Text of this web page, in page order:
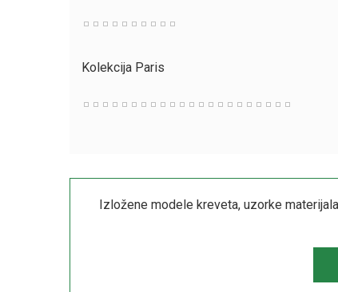
Kolekcija Paris
Izložene modele kreveta, uzorke